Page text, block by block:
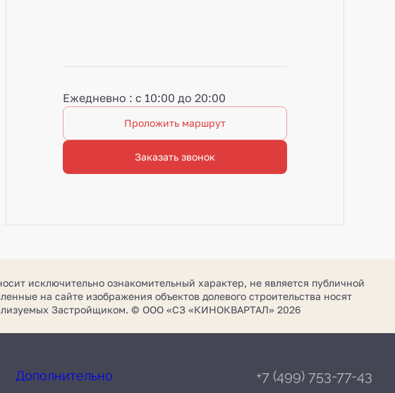
Ежедневно : с 10:00 до 20:00
Проложить маршрут
Заказать звонок
исключительно ознакомительный характер, не является публичной
на сайте изображения объектов долевого строительства носят
Застройщиком. © ООО «СЗ «КИНОКВАРТАЛ» 2026
Дополнительно +7 (499) 753-77-43